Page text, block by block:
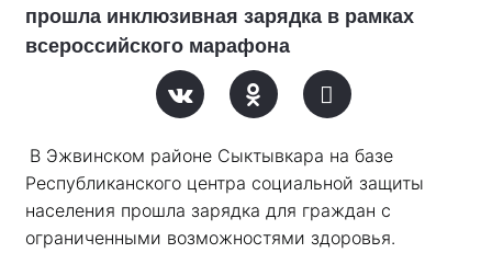
прошла инклюзивная зарядка в рамках
всероссийского марафона
В Эжвинском районе Сыктывкара на базе
Республиканского центра социальной защиты
населения прошла зарядка для граждан с
ограниченными возможностями здоровья.